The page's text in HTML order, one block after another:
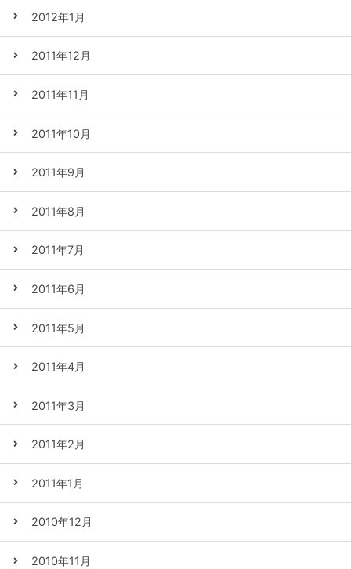
2012年1月
2011年12月
2011年11月
2011年10月
2011年9月
2011年8月
2011年7月
2011年6月
2011年5月
2011年4月
2011年3月
2011年2月
2011年1月
2010年12月
2010年11月